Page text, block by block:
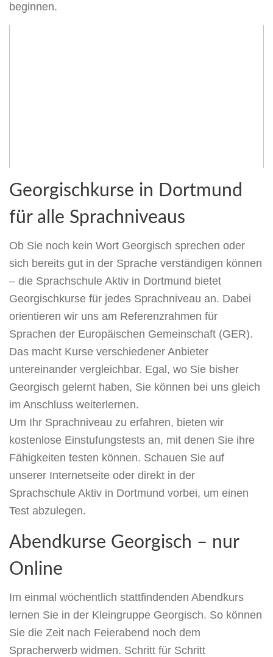
beginnen.
Georgischkurse in Dortmund
für alle Sprachniveaus
Ob Sie noch kein Wort Georgisch sprechen oder
sich bereits gut in der Sprache verständigen können
– die Sprachschule Aktiv in Dortmund bietet
Georgischkurse für jedes Sprachniveau an. Dabei
orientieren wir uns am Referenzrahmen für
Sprachen der Europäischen Gemeinschaft (GER).
Das macht Kurse verschiedener Anbieter
untereinander vergleichbar. Egal, wo Sie bisher
Georgisch gelernt haben, Sie können bei uns gleich
im Anschluss weiterlernen.
Um Ihr Sprachniveau zu erfahren, bieten wir
kostenlose Einstufungstests an, mit denen Sie ihre
Fähigkeiten testen können. Schauen Sie auf
unserer Internetseite oder direkt in der
Sprachschule Aktiv in Dortmund vorbei, um einen
Test abzulegen.
Abendkurse Georgisch – nur
Online
Im einmal wöchentlich stattfindenden Abendkurs
lernen Sie in der Kleingruppe Georgisch. So können
Sie die Zeit nach Feierabend noch dem
Spracherwerb widmen. Schritt für Schritt